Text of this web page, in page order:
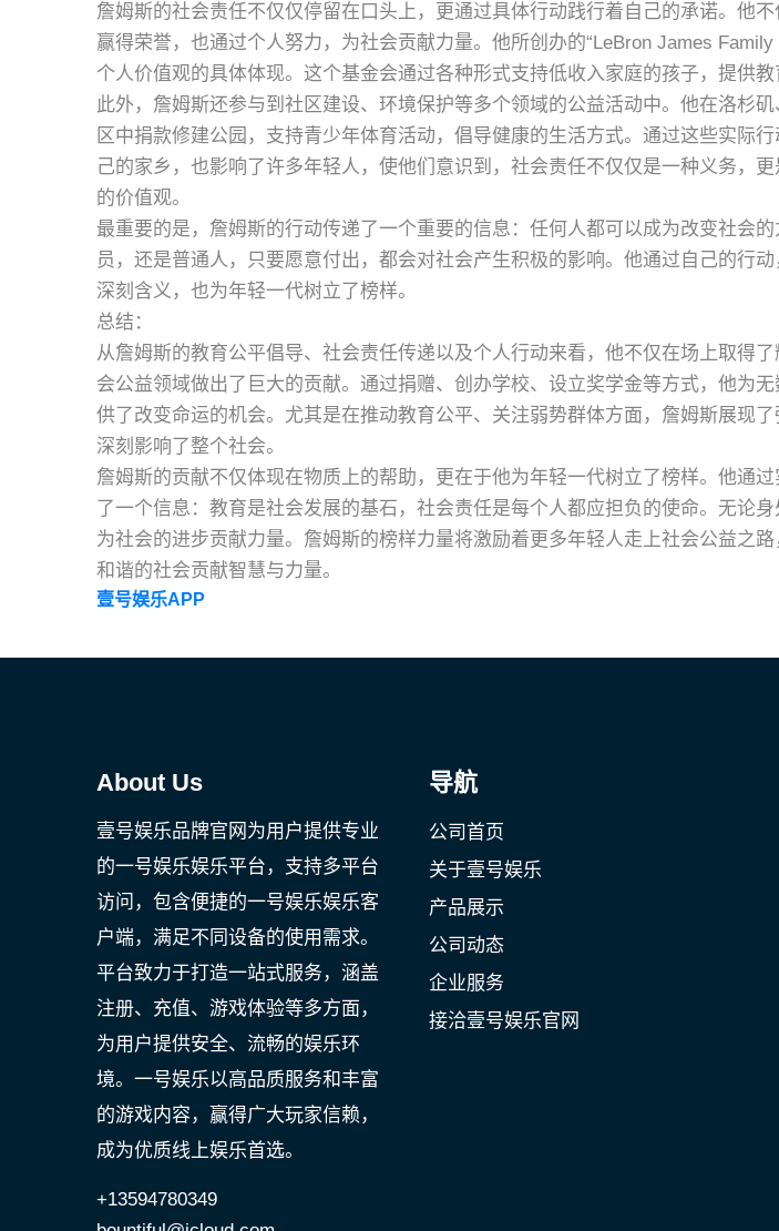
詹姆斯的社会责任不仅仅停留在口头上，更通过具体行动践行着自己的承诺。他
赢得荣誉，也通过个人努力，为社会贡献力量。他所创办的“LeBron James Family
个人价值观的具体体现。这个基金会通过各种形式支持低收入家庭的孩子，提供教
此外，詹姆斯还参与到社区建设、环境保护等多个领域的公益活动中。他在洛杉
区中捐款修建公园，支持青少年体育活动，倡导健康的生活方式。通过这些实际
己的家乡，也影响了许多年轻人，使他们意识到，社会责任不仅仅是一种义务，
的价值观。
最重要的是，詹姆斯的行动传递了一个重要的信息：任何人都可以成为改变社会
员，还是普通人，只要愿意付出，都会对社会产生积极的影响。他通过自己的行
深刻含义，也为年轻一代树立了榜样。
总结：
从詹姆斯的教育公平倡导、社会责任传递以及个人行动来看，他不仅在场上取得
会公益领域做出了巨大的贡献。通过捐赠、创办学校、设立奖学金等方式，他为
供了改变命运的机会。尤其是在推动教育公平、关注弱势群体方面，詹姆斯展现了
深刻影响了整个社会。
詹姆斯的贡献不仅体现在物质上的帮助，更在于他为年轻一代树立了榜样。他通
了一个信息：教育是社会发展的基石，社会责任是每个人都应担负的使命。无论
为社会的进步贡献力量。詹姆斯的榜样力量将激励着更多年轻人走上社会公益之路
和谐的社会贡献智慧与力量。
壹号娱乐APP
About Us
壹号娱乐品牌官网为用户提供专业
的一号娱乐娱乐平台，支持多平台
访问，包含便捷的一号娱乐娱乐客
户端，满足不同设备的使用需求。
平台致力于打造一站式服务，涵盖
注册、充值、游戏体验等多方面，
为用户提供安全、流畅的娱乐环
境。一号娱乐以高品质服务和丰富
的游戏内容，赢得广大玩家信赖，
成为优质线上娱乐首选。
+13594780349
导航
公司首页
关于壹号娱乐
产品展示
公司动态
企业服务
接洽壹号娱乐官网